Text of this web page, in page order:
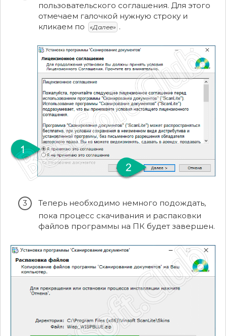
пользовательского соглашения. Для этого
отмечаем галочкой нужную строку и
кликаем по
«Далее» .
Теперь необходимо немного подождать,
пока процесс скачивания и распаковки
файлов программы на ПК будет завершен.